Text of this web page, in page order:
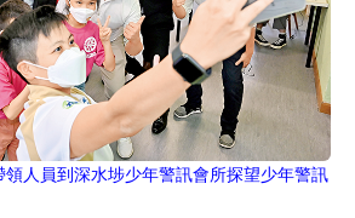
人員到深水埗少年警訊會所探望少年警訊